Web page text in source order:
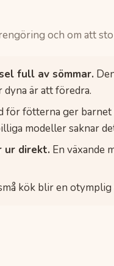
och om att
full av sömmar.
är att föredra.
för fötterna ger
modeller saknar
ur direkt. En växande
kök blir en